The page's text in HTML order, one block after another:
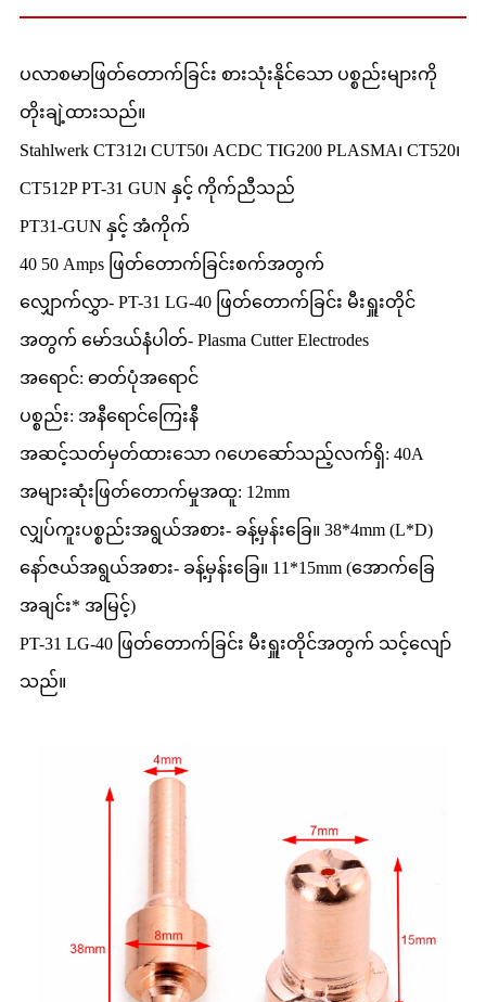
ပလာစမာဖြတ်တောက်ခြင်း စားသုံးနိုင်သော ပစ္စည်းများကို
တိုးချဲ့ထားသည်။
Stahlwerk CT312၊ CUT50၊ ACDC TIG200 PLASMA၊ CT520၊
CT512P PT-31 GUN နှင့် ကိုက်ညီသည်
PT31-GUN နှင့် အံကိုက်
40 50 Amps ဖြတ်တောက်ခြင်းစက်အတွက်
လျှောက်လွှာ- PT-31 LG-40 ဖြတ်တောက်ခြင်း မီးရှူးတိုင်
အတွက် မော်ဒယ်နံပါတ်- Plasma Cutter Electrodes
အရောင်: ဓာတ်ပုံအရောင်
ပစ္စည်း: အနီရောင်ကြေးနီ
အဆင့်သတ်မှတ်ထားသော ဂဟေဆော်သည့်လက်ရှိ: 40A
အများဆုံးဖြတ်တောက်မှုအထူ: 12mm
လျှပ်ကူးပစ္စည်းအရွယ်အစား- ခန့်မှန်းခြေ။ 38*4mm (L*D)
နော်ဇယ်အရွယ်အစား- ခန့်မှန်းခြေ။ 11*15mm (အောက်ခြေ
အချင်း* အမြင့်)
PT-31 LG-40 ဖြတ်တောက်ခြင်း မီးရှူးတိုင်အတွက် သင့်လျော်
သည်။